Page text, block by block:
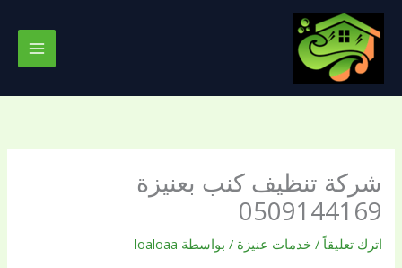
تخطي
المحتوى
شركة تنظيف كنب بعنيزة
0509144169
اترك تعليقاً / خدمات عنيزة / بواسطة loaloaa